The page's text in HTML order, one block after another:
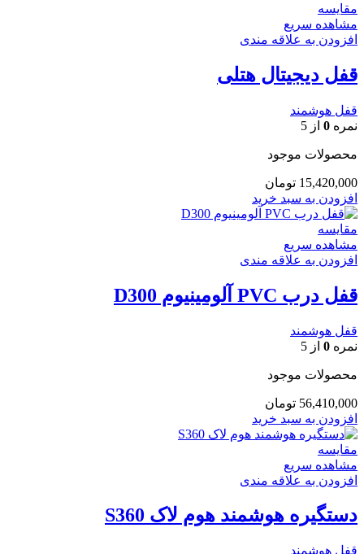
مقایسه
مشاهده سریع
افزودن به علاقه مندی
قفل دیجیتال هتلی
قفل هوشمند
نمره 0 از 5
محصولات موجود
15,420,000 تومان
افزودن به سبد خرید
مقایسه
مشاهده سریع
افزودن به علاقه مندی
قفل درب PVC آلومینیوم D300
قفل هوشمند
نمره 0 از 5
محصولات موجود
56,410,000 تومان
افزودن به سبد خرید
مقایسه
مشاهده سریع
افزودن به علاقه مندی
دستگیره هوشمند هوم لاک S360
قفل هوشمند